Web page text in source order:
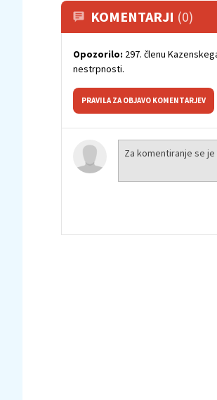
KOMENTARJI (0)
Opozorilo: 297. členu
nestrpnosti.
PRAVILA ZA OBJAVO KOMENTARJEV